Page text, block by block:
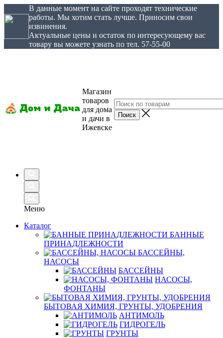
В данные момент на сайте проходят технические
работы. Мы хотим стать лучше. Приносим свои
извинения.
Актуальные цены и остаток по интересующему вас
товару вы можете узнать по тел. 57-55-00
Магазин
товаров
для дома
и дачи в
Ижевске
Меню
Каталог
БАННЫЕ
ПРИНАДЛЕЖНОСТИ
БАССЕЙНЫ,
НАСОСЫ
БАССЕЙНЫ
НАСОСЫ,
ФОНТАНЫ
БЫТОВАЯ ХИМИЯ, ГРУНТЫ, УДОБРЕНИЯ
АНТИМОЛЬ
ГИДРОГЕЛЬ
ГРУНТЫ